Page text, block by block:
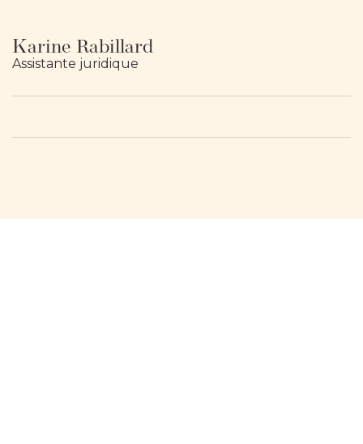
Karine Rabillard
Assistante juridique